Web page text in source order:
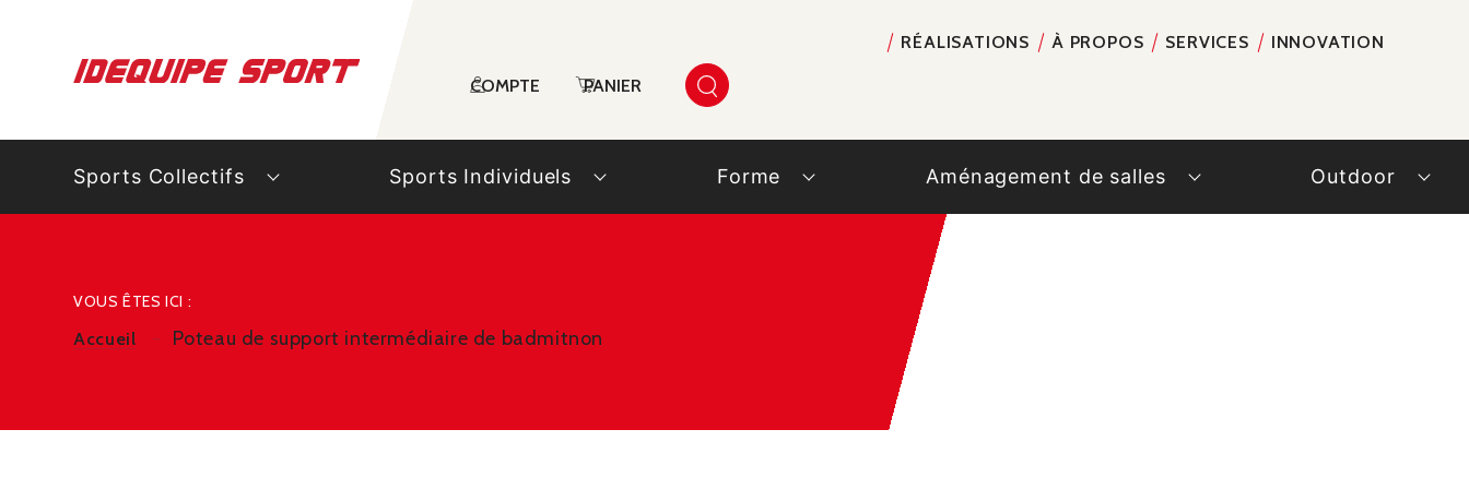
RÉALISATIONS À PROPOS SERVICES INNOVATION
COMPTE PANIER
Sports Collectifs Sports Individuels Forme Aménagement de salles Outdoor
VOUS ÊTES ICI :
Accueil Poteau de support intermédiaire de badmitnon